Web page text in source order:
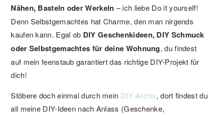
Nähen, Basteln oder Werkeln – ich liebe Do it yourself!
Denn Selbstgemachtes hat Charme, den man nirgends
kaufen kann. Egal ob DIY Geschenkideen, DIY Schmuck
oder Selbstgemachtes für deine Wohnung, du findest
auf mein feenstaub garantiert das richtige DIY-Projekt für
dich!
Stöbere doch einmal durch mein DIY-Archiv, dort findest du
all meine DIY-Ideen nach Anlass (Geschenke,